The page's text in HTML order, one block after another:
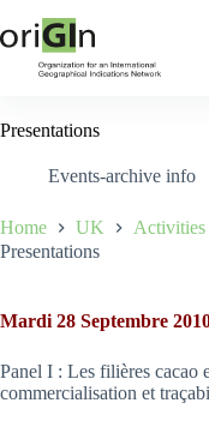
Presentations
Events-archive info
Home UK Activities
Presentations
Mardi 28 Septembre
Panel I : Les filières cacao
commercialisation et